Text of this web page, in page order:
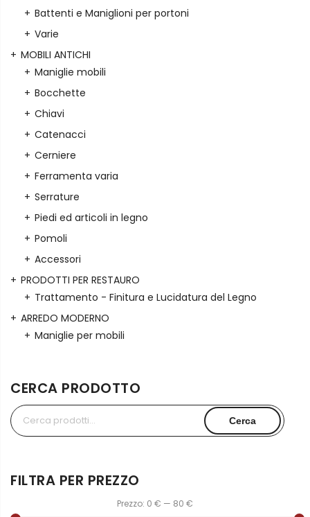
Battenti e Maniglioni per portoni
Varie
MOBILI ANTICHI
Maniglie mobili
Bocchette
Chiavi
Catenacci
Cerniere
Ferramenta varia
Serrature
Piedi ed articoli in legno
Pomoli
Accessori
PRODOTTI PER RESTAURO
Trattamento - Finitura e Lucidatura del Legno
ARREDO MODERNO
Maniglie per mobili
CERCA PRODOTTO
Cerca:Cerca
FILTRA PER PREZZO
Prezzo: 0 € — 80 €